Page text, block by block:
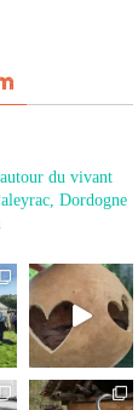
du vivant
Dordogne